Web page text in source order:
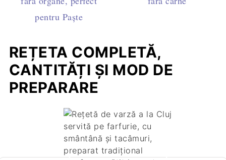
pentru Paște
REȚETA COMPLETĂ,
CANTITĂȚI ȘI MOD DE
PREPARARE